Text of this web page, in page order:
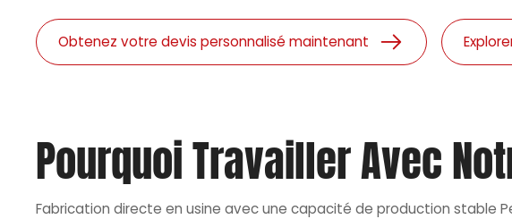
Obtenez votre devis personnalisé maintenant
Pourquoi Travailler Avec
Fabrication directe en usine avec une capacité de production stable